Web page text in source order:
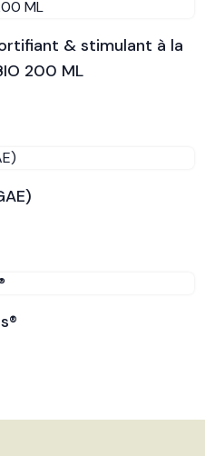
& stimulant à la
200 ML